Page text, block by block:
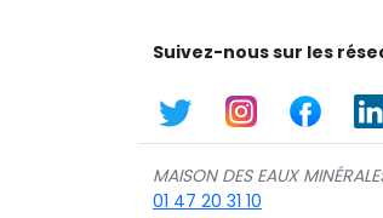
Suivez-nous sur les
MAISON DES EAUX
01 47 20 31 10